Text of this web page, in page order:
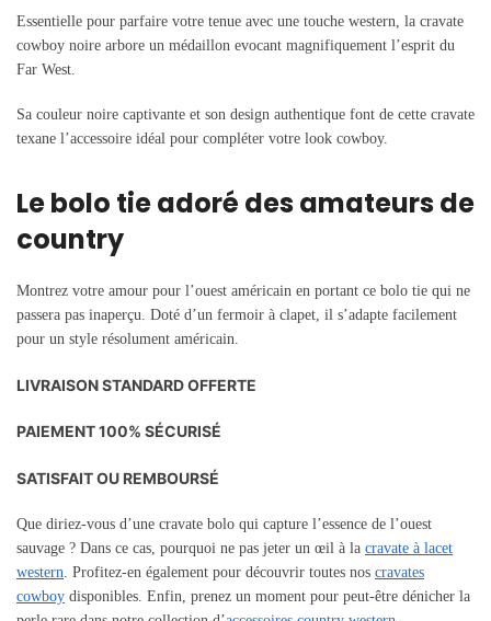
Essentielle pour parfaire votre tenue avec une touche western, la cravate
cowboy noire arbore un médaillon evocant magnifiquement l’esprit du
Far West.
Sa couleur noire captivante et son design authentique font de cette cravate
texane l’accessoire idéal pour compléter votre look cowboy.
Le bolo tie adoré des amateurs de
country
Montrez votre amour pour l’ouest américain en portant ce bolo tie qui ne
passera pas inaperçu. Doté d’un fermoir à clapet, il s’adapte facilement
pour un style résolument américain.
LIVRAISON STANDARD OFFERTE
PAIEMENT 100% SÉCURISÉ
SATISFAIT OU REMBOURSÉ
Que diriez-vous d’une cravate bolo qui capture l’essence de l’ouest
sauvage ? Dans ce cas, pourquoi ne pas jeter un œil à la cravate à lacet
western . Profitez-en également pour découvrir toutes nos cravates
cowboy disponibles. Enfin, prenez un moment pour peut-être dénicher la